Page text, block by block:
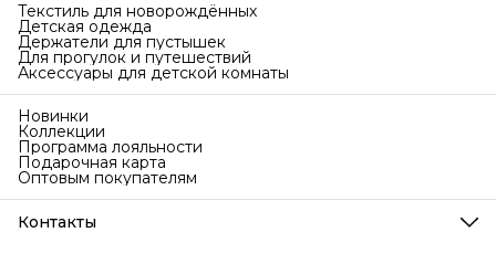
Текстиль для новорождённых
Детская одежда
Держатели для пустышек
Для прогулок и путешествий
Аксессуары для детской комнаты
Новинки
Коллекции
Программа лояльности
Подарочная карта
Оптовым покупателям
Контакты